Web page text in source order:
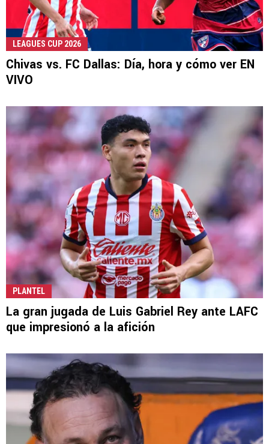
LEAGUES CUP 2026
Chivas vs. FC Dallas: Día, hora y cómo ver EN
VIVO
PLANTEL
La gran jugada de Luis Gabriel Rey ante LAFC
que impresionó a la afición